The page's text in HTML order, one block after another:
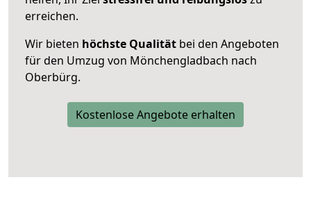
erreichen.
Wir bieten höchste Qualität bei den Angeboten
für den Umzug von Mönchengladbach nach
Oberbürg.
Kostenlose Angebote erhalten